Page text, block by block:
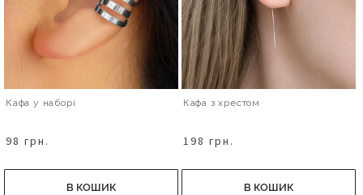
Кафа у наборі
98 грн.
В КОШИК
Кафа з хрестом
198 грн.
В КОШИК